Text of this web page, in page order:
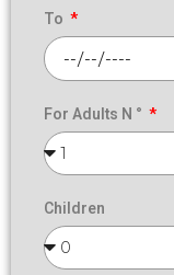
To
For Adults N °
Children